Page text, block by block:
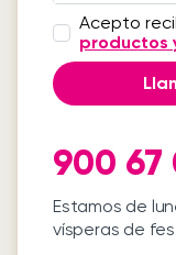
Acepto
productos
900 67
Estamos de
vísperas de